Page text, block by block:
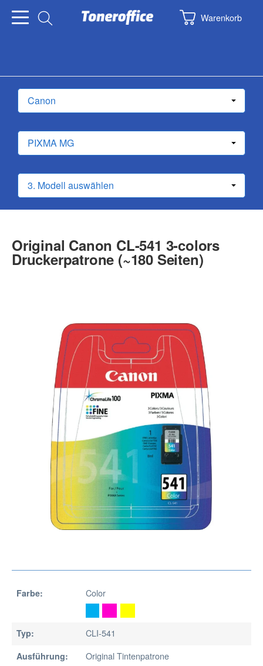
Warenkorb
Original Canon CL-541 3-colors
Druckerpatrone (~180 Seiten)
Farbe: Color
Typ: CLI-541
Ausführung: Original Tintenpatrone